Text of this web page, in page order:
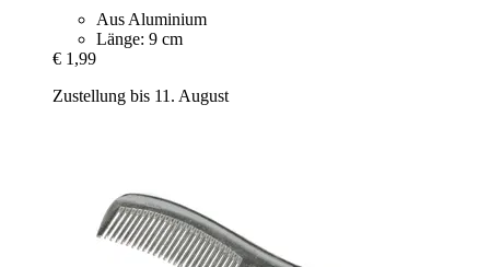
Aus Aluminium
Länge: 9 cm
€ 1,99
Zustellung bis 11. August